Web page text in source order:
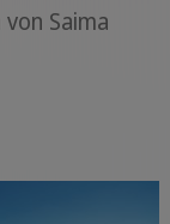
Saima